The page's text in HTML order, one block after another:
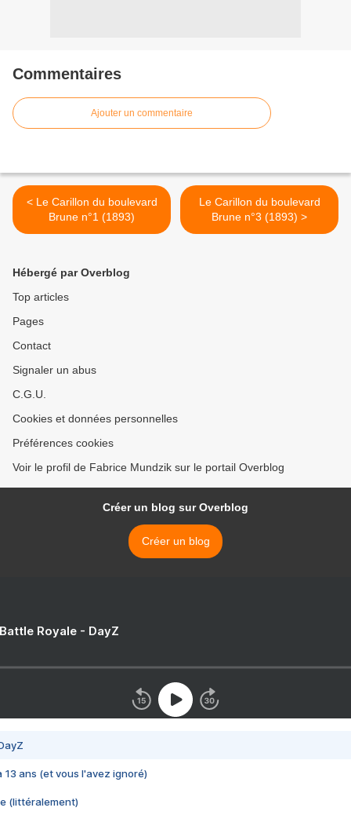
Commentaires
Ajouter un commentaire
< Le Carillon du boulevard
Brune n°1 (1893)
Le Carillon du boulevard
Brune n°3 (1893) >
Hébergé par Overblog
Top articles
Pages
Contact
Signaler un abus
C.G.U.
Cookies et données personnelles
Préférences cookies
Voir le profil de Fabrice Mundzik sur le portail Overblog
Créer un blog sur Overblog
Créer un blog
Royale - DayZ
13 ans (et vous l'avez ignoré)
(littéralement)